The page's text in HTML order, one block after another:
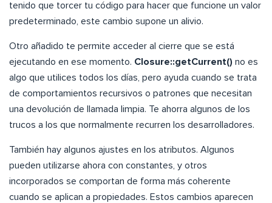
tenido que torcer tu código para hacer que funcione un valor
predeterminado, este cambio supone un alivio.
Otro añadido te permite acceder al cierre que se está
ejecutando en ese momento. Closure::getCurrent() no es
algo que utilices todos los días, pero ayuda cuando se trata
de comportamientos recursivos o patrones que necesitan
una devolución de llamada limpia. Te ahorra algunos de los
trucos a los que normalmente recurren los desarrolladores.
También hay algunos ajustes en los atributos. Algunos
pueden utilizarse ahora con constantes, y otros
incorporados se comportan de forma más coherente
cuando se aplican a propiedades. Estos cambios aparecen